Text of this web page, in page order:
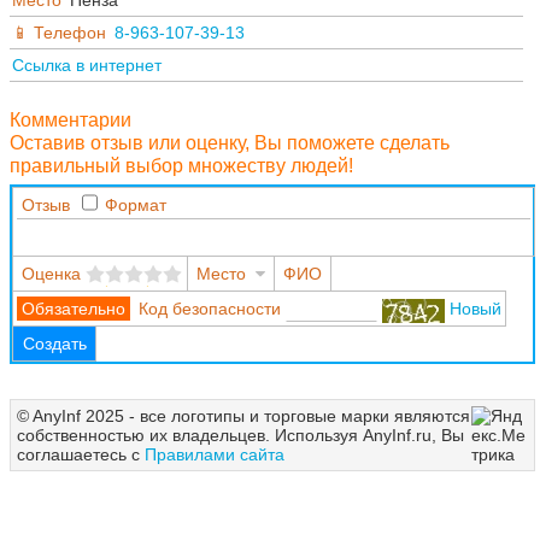
Телефон 8-963-107-39-13
Ссылка в интернет
Комментарии
Оставив отзыв или оценку, Вы поможете сделать
правильный выбор множеству людей!
Отзыв Формат
Оценка Место
ФИО
Код безопасности
Новый
Создать
© AnyInf 2025 - все логотипы и торговые марки являются
собственностью их владельцев. Используя AnyInf.ru, Вы
соглашаетесь с Правилами сайта